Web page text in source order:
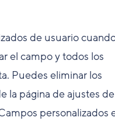
de usuario
el campo y todos los
Puedes eliminar los
la página de ajustes de
personalizados